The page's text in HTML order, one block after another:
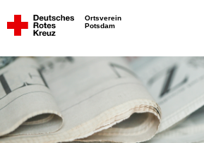
Ortsverein
Potsdam